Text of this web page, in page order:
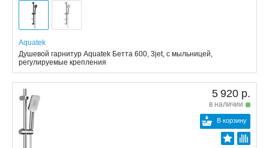
Aquatek
Душевой гарнитур Aquatek Бетта 600, 3jet, с мыльницей,
регулируемые крепления
5 920 р.
в наличии
В корзину